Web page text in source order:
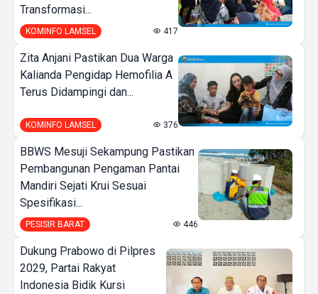
Transformasi...
KOMINFO LAMSEL 417
Zita Anjani Pastikan Dua Warga
Kalianda Pengidap Hemofilia A
Terus Didampingi dan...
KOMINFO LAMSEL 376
BBWS Mesuji Sekampung Pastikan
Pembangunan Pengaman Pantai
Mandiri Sejati Krui Sesuai
Spesifikasi...
PESISIR BARAT 446
Dukung Prabowo di Pilpres
2029, Partai Rakyat
Indonesia Bidik Kursi